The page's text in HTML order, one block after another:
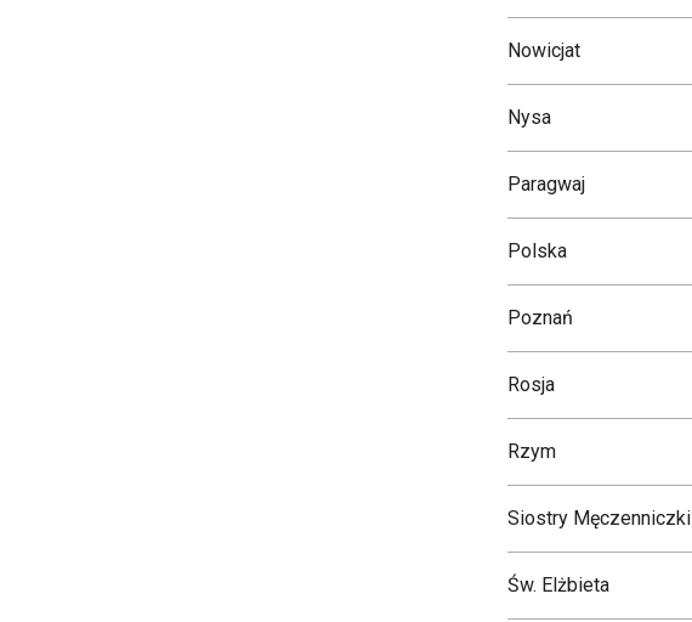
Nowicjat
Nysa
Paragwaj
Polska
Poznań
Rosja
Rzym
Siostry Męczenniczki
Św. Elżbieta